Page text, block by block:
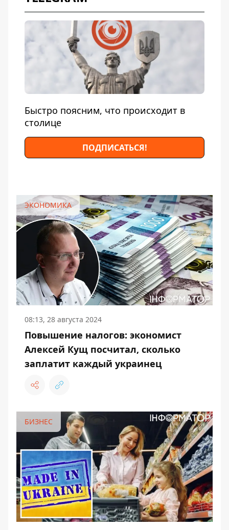
Быстро поясним, что происходит в
столице
ПОДПИСАТЬСЯ!
ЭКОНОМИКА
08:13, 28 августа 2024
Повышение налогов: экономист
Алексей Кущ посчитал, сколько
заплатит каждый украинец
БИЗНЕС